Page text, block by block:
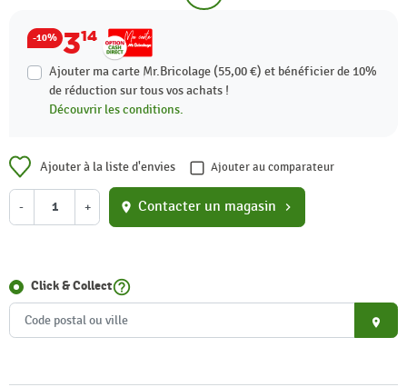
-10% 314
Ajouter ma carte Mr.Bricolage (55,00 €) et bénéficier de 10%
de réduction sur tous vos achats !
Découvrir les conditions.
Ajouter à la liste d'envies Ajouter au comparateur
- + location_on Contacter un magasin chevron_right
Click & Collecthelp_outline
place